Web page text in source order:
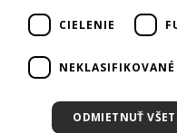
Sledujte nás
Prihlásiť mailing
CIELENIE
NEKLASIFIKOVANÉ
ODMIETNUŤ